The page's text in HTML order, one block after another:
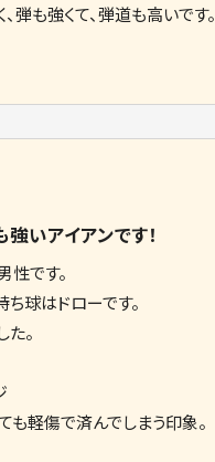
弾も強くて、弾道も高いです。
いアイアンです！
です。
ち球はドローです。
。
も軽傷で済んでしまう印象。